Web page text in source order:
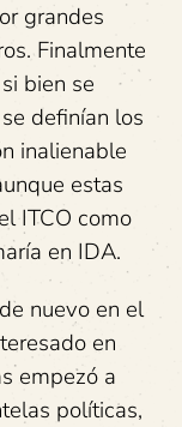
grandes
Finalmente
bien se
definían los
inalienable
estas
ITCO como
en IDA.
nuevo en el
en
empezó a
políticas,